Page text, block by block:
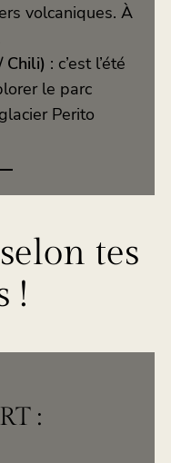
volcaniques. À
Chili) : c’est l’été
le parc
Perito
tes
!
: